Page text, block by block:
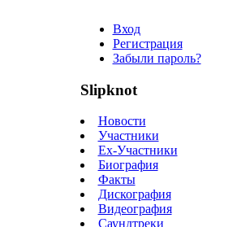
Вход
Регистрация
Забыли пароль?
Slipknot
Новости
Участники
Ex-Участники
Биография
Факты
Дискография
Видеография
Саундтреки